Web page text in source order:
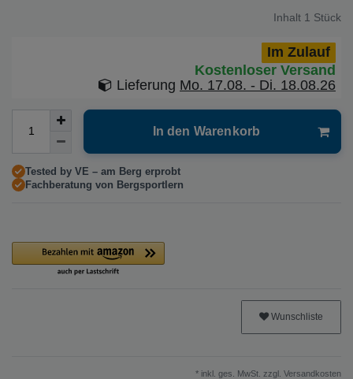
Inhalt 1 Stück
Im Zulauf
Kostenloser Versand
Lieferung Mo. 17.08. - Di. 18.08.26
In den Warenkorb
Tested by VE – am Berg erprobt
Fachberatung von Bergsportlern
Wunschliste
* inkl. ges. MwSt. zzgl. Versandkosten